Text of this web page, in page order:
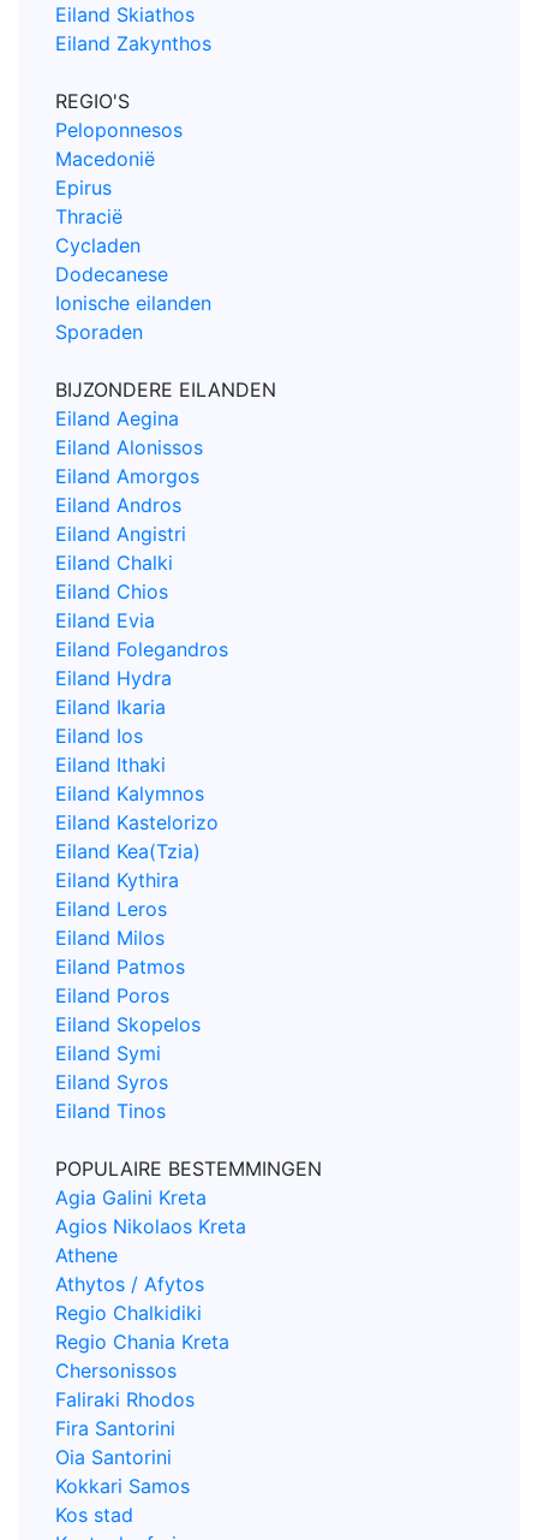
Eiland Skiathos
Eiland Zakynthos
REGIO'S
Peloponnesos
Macedonië
Epirus
Thracië
Cycladen
Dodecanese
Ionische eilanden
Sporaden
BIJZONDERE EILANDEN
Eiland Aegina
Eiland Alonissos
Eiland Amorgos
Eiland Andros
Eiland Angistri
Eiland Chalki
Eiland Chios
Eiland Evia
Eiland Folegandros
Eiland Hydra
Eiland Ikaria
Eiland Ios
Eiland Ithaki
Eiland Kalymnos
Eiland Kastelorizo
Eiland Kea(Tzia)
Eiland Kythira
Eiland Leros
Eiland Milos
Eiland Patmos
Eiland Poros
Eiland Skopelos
Eiland Symi
Eiland Syros
Eiland Tinos
POPULAIRE BESTEMMINGEN
Agia Galini Kreta
Agios Nikolaos Kreta
Athene
Athytos / Afytos
Regio Chalkidiki
Regio Chania Kreta
Chersonissos
Faliraki Rhodos
Fira Santorini
Oia Santorini
Kokkari Samos
Kos stad